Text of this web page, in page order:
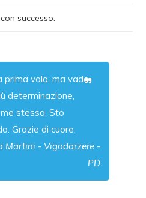
successo.
prima vola, ma vado
determinazione,
stessa. Sto
Grazie di cuore.
Martini - Vigodarzere -
PD